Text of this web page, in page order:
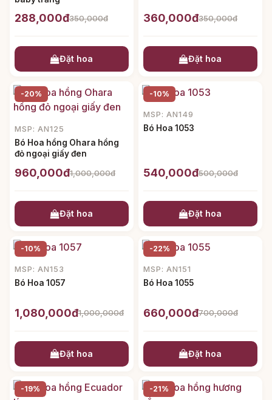
288,000đ350,000đ
Đặt hoa
360,000đ350,000đ
Đặt hoa
-20%
MSP: AN125
Bó Hoa hồng Ohara hồng
đỏ ngoại giấy đen
960,000đ1,000,000đ
Đặt hoa
-10%
MSP: AN149
Bó Hoa 1053
540,000đ500,000đ
Đặt hoa
-10%
MSP: AN153
Bó Hoa 1057
1,080,000đ1,000,000đ
Đặt hoa
-22%
MSP: AN151
Bó Hoa 1055
660,000đ700,000đ
Đặt hoa
-19% -21%